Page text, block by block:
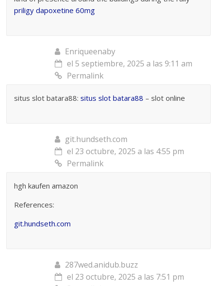
priligy dapoxetine 60mg
Enriqueenaby
el 5 septiembre, 2025 a las 9:11 am
Permalink
situs slot batara88:situs slot batara88 – slot online
git.hundseth.com
el 23 octubre, 2025 a las 4:55 pm
Permalink
hgh kaufen amazon
References:
git.hundseth.com
287wed.anidub.buzz
el 23 octubre, 2025 a las 7:51 pm